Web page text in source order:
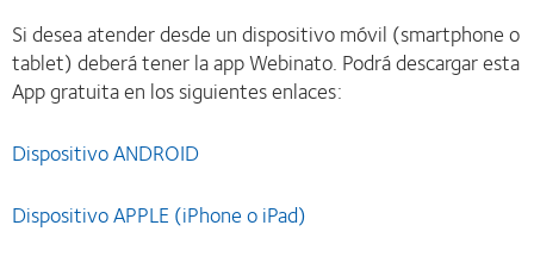
Si desea atender desde un dispositivo móvil (smartphone o
tablet) deberá tener la app Webinato. Podrá descargar esta
App gratuita en los siguientes enlaces:
Dispositivo ANDROID
Dispositivo APPLE (iPhone o iPad)